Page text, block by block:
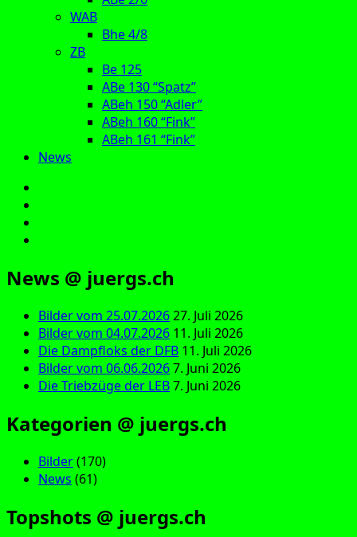
WAB
Bhe 4/8
ZB
Be 125
ABe 130 “Spatz”
ABeh 150 “Adler”
ABeh 160 “Fink”
ABeh 161 “Fink”
News
News @ juergs.ch
Bilder vom 25.07.202627. Juli 2026
Bilder vom 04.07.2026 11. Juli 2026
Die Dampfloks der DFB 11. Juli 2026
Bilder vom 06.06.20267. Juni 2026
Die Triebzüge der LEB7. Juni 2026
Kategorien @ juergs.ch
Bilder(170)
News (61)
Topshots @ juergs.ch